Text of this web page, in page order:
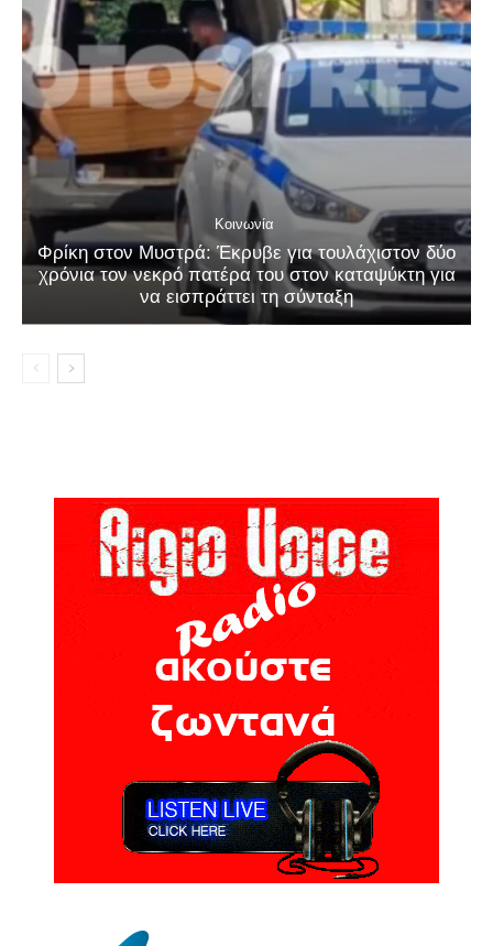
Κοινωνία
Φρίκη στον Μυστρά: Έκρυβε για τουλάχιστον δύο
χρόνια τον νεκρό πατέρα του στον καταψύκτη για
να εισπράττει τη σύνταξη